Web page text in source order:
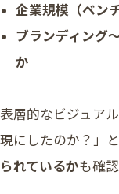
企業規模（ベン
ブランディング
か
表層的なビジュア
現にしたのか？」
られているかも確